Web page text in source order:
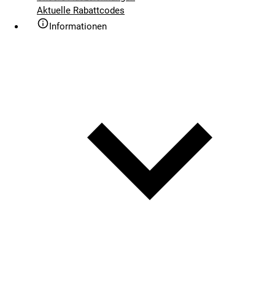
Aktuelle Rabattcodes
Informationen